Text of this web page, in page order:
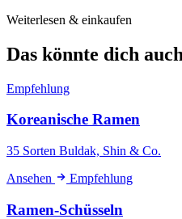
Weiterlesen & einkaufen
Das könnte dich
Empfehlung
Koreanische Ramen
35 Sorten Buldak, Shin & Co.
Ansehen
Empfehlung
Ramen-Schüsseln